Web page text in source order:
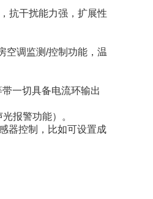
抗干扰能力强，扩展性
空调监测/控制功能，温
一切具备电流环输出
报警功能）。
器控制，比如可设置成